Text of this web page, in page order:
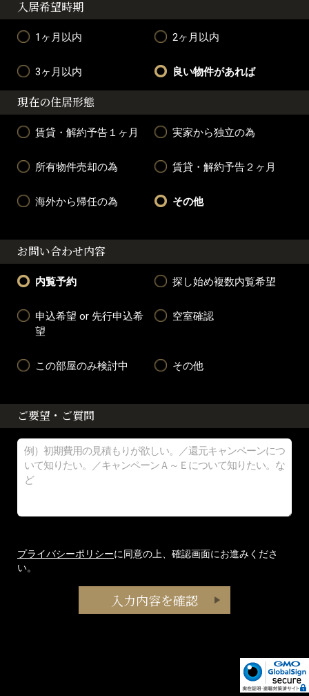
入居希望時期
1ヶ月以内 2ヶ月以内
3ヶ月以内 良い物件があれば
現在の住居形態
賃貸・解約予告１ヶ月 実家から独立の為
所有物件売却の為 賃貸・解約予告２ヶ月
海外から帰任の為 その他
お問い合わせ内容
内覧予約 探し始め複数内覧希望
申込希望 or 先行申込希
望
空室確認
この部屋のみ検討中 その他
ご要望・ご質問
プライバシーポリシーに同意の上、確認画面にお進みくださ
い。